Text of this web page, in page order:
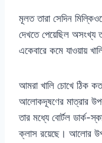
মূলত তারা সেদিন
দেখতে পেয়েছিল অসংখ্য
একেবারে কমে যাওয়ায়
আমরা খালি চোখে ঠিক
আলোকদূষণের মাত্রার
তার মধ্যে বোর্টল ডার্ক-
ক্লাস রয়েছে। আলোর